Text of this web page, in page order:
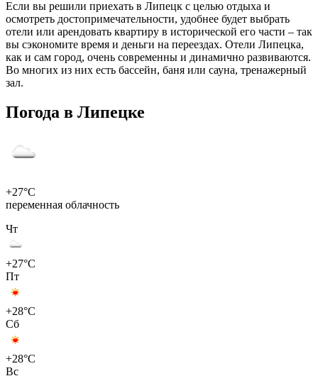
Если вы решили приехать в Липецк с целью отдыха и
осмотреть достопримечательности, удобнее будет выбрать
отели или арендовать квартиру в исторической его части – так
вы сэкономите время и деньги на переездах. Отели Липецка,
как и сам город, очень современны и динамично развиваются.
Во многих из них есть бассейн, баня или сауна, тренажерный
зал.
Погода в Липецке
+27°C
переменная облачность
Чт
+27°C
Пт
+28°C
Сб
+28°C
Вс